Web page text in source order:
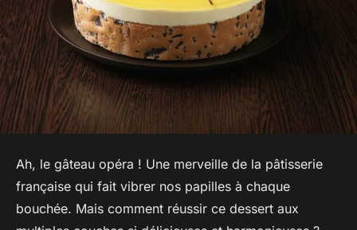
Ah, le gâteau opéra ! Une merveille de la pâtisserie
française qui fait vibrer nos papilles à chaque
bouchée. Mais comment réussir ce dessert aux